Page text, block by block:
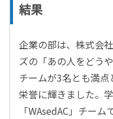
結果
企業の部は、株式会
ズの「あの人をどう
チームが3名とも満
栄誉に輝きました。
「WAsedAC」チーム